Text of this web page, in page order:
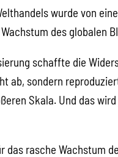
wurde von
des globalen
schaffte die
ab, sondern
Skala. Und das
das rasche Wachstum